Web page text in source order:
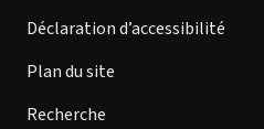
Déclaration d’accessibilité
Plan du site
Recherche